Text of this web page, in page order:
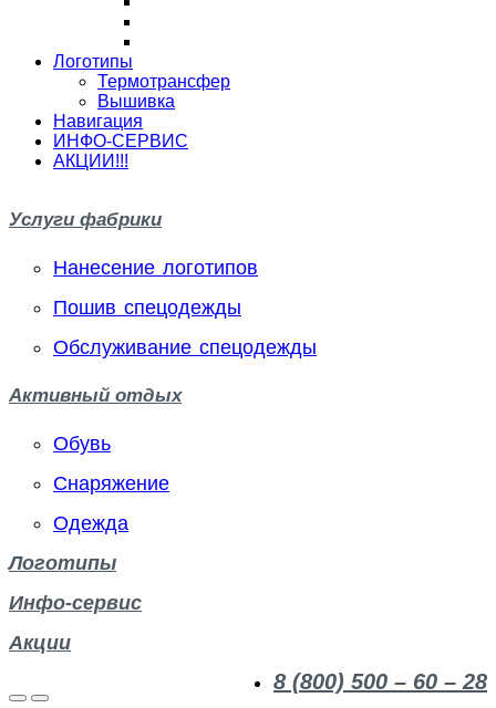
Логотипы
Термотрансфер
Вышивка
Навигация
ИНФО-СЕРВИС
АКЦИИ!!!
Услуги фабрики
Нанесение логотипов
Пошив спецодежды
Обслуживание спецодежды
Активный отдых
Обувь
Снаряжение
Одежда
Логотипы
Инфо-сервис
Акции
8 (800) 500 – 60 – 28